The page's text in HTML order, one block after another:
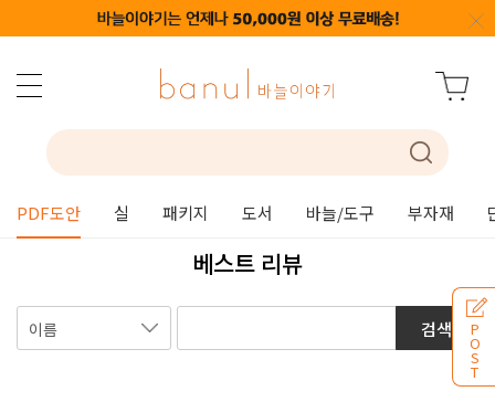
PDF도안 실 패키지 도서 바늘/도구 부자재
P
O
S
T
베스트 리뷰
검색